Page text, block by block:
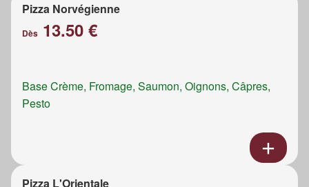
Pizza Norvégienne
Dès 13.50 €
Base Crème, Fromage, Saumon, Oignons, Câpres,
Pesto
Pizza L'Orientale